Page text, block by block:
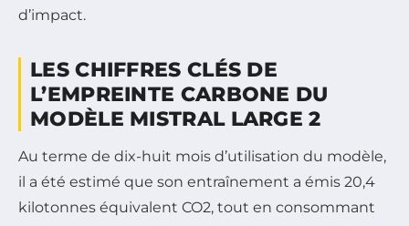
d’impact.
LES CHIFFRES CLÉS DE
L’EMPREINTE CARBONE DU
MODÈLE MISTRAL LARGE 2
Au terme de dix-huit mois d’utilisation du modèle,
il a été estimé que son entraînement a émis 20,4
kilotonnes équivalent CO2, tout en consommant